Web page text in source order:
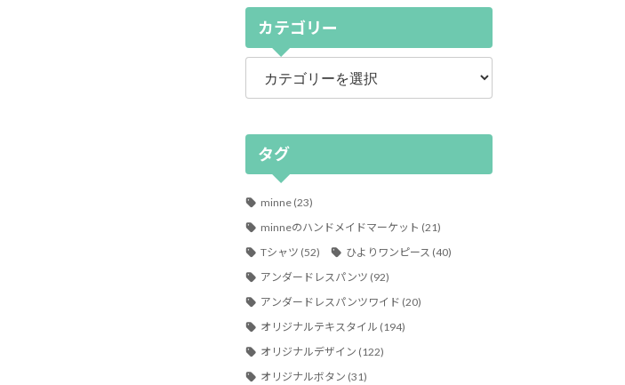
カテゴリー
カ
ゴ
タグ
minne(23)
minneのハンドメイドマーケット (21)
Tシャツ (52) ひよりワンピース (40)
アンダードレスパンツ (92)
アンダードレスパンツワイド (20)
オリジナルテキスタイル (194)
オリジナルデザイン (122)
オリジナルボタン (31)